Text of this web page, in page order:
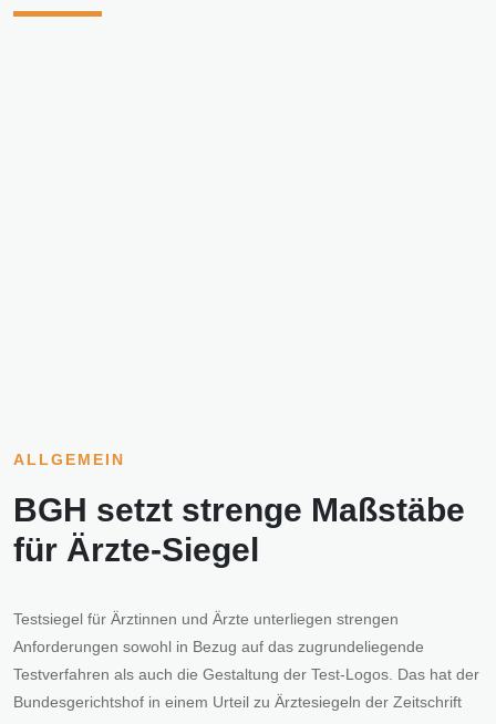
ALLGEMEIN
BGH setzt strenge Maßstäbe
für Ärzte-Siegel
Testsiegel für Ärztinnen und Ärzte unterliegen strengen
Anforderungen sowohl in Bezug auf das zugrundeliegende
Testverfahren als auch die Gestaltung der Test-Logos. Das hat der
Bundesgerichtshof in einem Urteil zu Ärztesiegeln der Zeitschrift